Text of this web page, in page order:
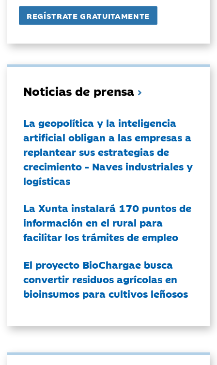
Noticias de prensa
La geopolítica y la inteligencia
artificial obligan a las empresas a
replantear sus estrategias de
crecimiento - Naves industriales y
logísticas
La Xunta instalará 170 puntos de
información en el rural para
facilitar los trámites de empleo
El proyecto BioChargae busca
convertir residuos agrícolas en
bioinsumos para cultivos leñosos